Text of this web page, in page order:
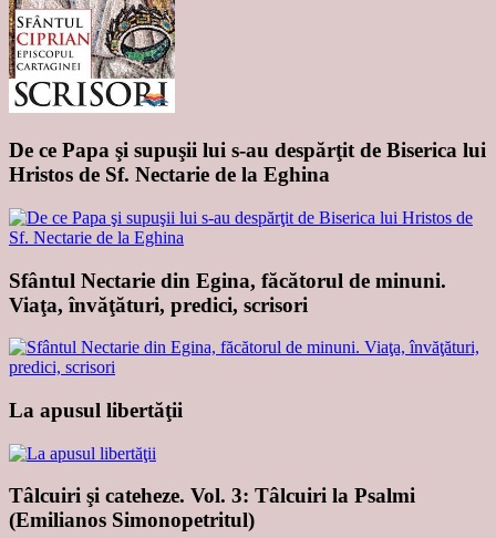
De ce Papa şi supuşii lui s-au despărţit de Biserica lui
Hristos de Sf. Nectarie de la Eghina
Sfântul Nectarie din Egina, făcătorul de minuni.
Viaţa, învăţături, predici, scrisori
La apusul libertăţii
Tâlcuiri şi cateheze. Vol. 3: Tâlcuiri la Psalmi
(Emilianos Simonopetritul)